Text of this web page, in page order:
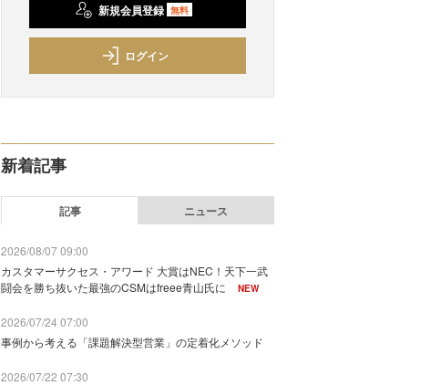
新規会員登録 無料
ログイン
新着記事
記事 ニュース
2026/08/07 09:00
カスタマーサクセス・アワード 大賞はNEC！天下一武
闘会を勝ち抜いた最強のCSMはfreee青山氏に
NEW
2026/07/24 07:00
事例から考える「課題解決型営業」の定着化メソッド
2026/07/22 07:30